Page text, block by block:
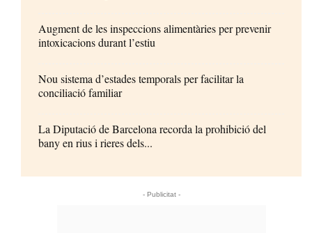
Augment de les inspeccions alimentàries per prevenir
intoxicacions durant l’estiu
Nou sistema d’estades temporals per facilitar la
conciliació familiar
La Diputació de Barcelona recorda la prohibició del
bany en rius i rieres dels...
- Publicitat -